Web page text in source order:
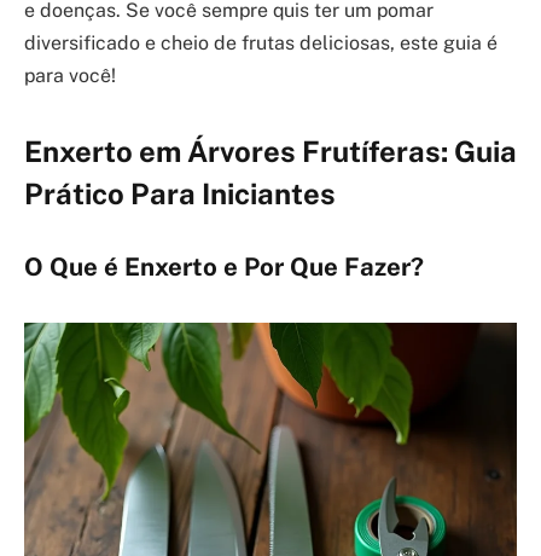
e doenças. Se você sempre quis ter um pomar
diversificado e cheio de frutas deliciosas, este guia é
para você!
Enxerto em Árvores Frutíferas: Guia
Prático Para Iniciantes
O Que é Enxerto e Por Que Fazer?